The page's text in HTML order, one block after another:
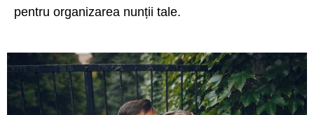
pentru organizarea nunții tale.